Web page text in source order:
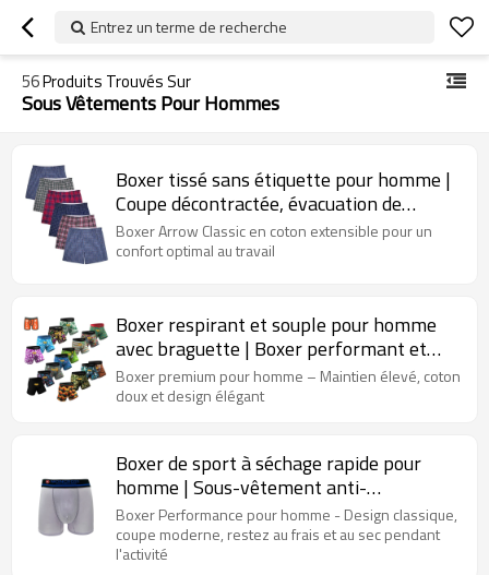
Entrez un terme de recherche
56Produits Trouvés Sur
Sous Vêtements Pour Hommes
Boxer tissé sans étiquette pour homme |
Coupe décontractée, évacuation de
l'humidité | Sous-vêtements pour
homme, couleurs assorties, lots multiples
Boxer Arrow Classic en coton extensible pour un
confort optimal au travail
Boxer respirant et souple pour homme
avec braguette | Boxer performant et
doux | Sous-vêtements actifs à séchage
rapide pour homme
Boxer premium pour homme – Maintien élevé, coton
doux et design élégant
Boxer de sport à séchage rapide pour
homme | Sous-vêtement anti-
frottements | Respirant et évacuant
l'humidité
Boxer Performance pour homme - Design classique,
coupe moderne, restez au frais et au sec pendant
l'activité